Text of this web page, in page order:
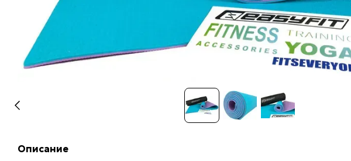
Описание